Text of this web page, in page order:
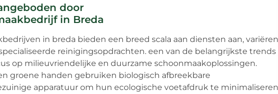
door
in Breda
in breda bieden een breed scala aan diensten aan,
reinigingsopdrachten. een van de belangrijkste trends
op milieuvriendelijke en duurzame schoonmaakoplossingen.
groene handen gebruiken biologisch afbreekbare
apparatuur om hun ecologische voetafdruk te